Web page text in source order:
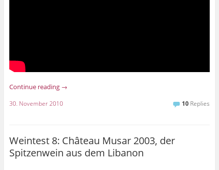
Continue reading →
30. November 2010 10 Replies
Weintest 8: Château Musar 2003, der
Spitzenwein aus dem Libanon